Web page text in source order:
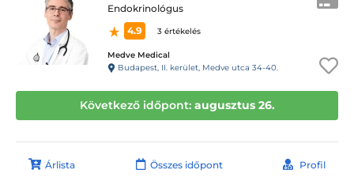
Endokrinológus
4.9
3 értékelés
Medve Medical
Budapest, II. kerület, Medve utca 34-40.
Következő időpont: augusztus 26.
Árlista Összes időpont Profil